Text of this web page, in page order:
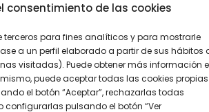
consentimiento de las cookies
terceros para fines analíticos y para mostrarle
a un perfil elaborado a partir de sus hábitos
visitadas). Puede obtener más información
puede aceptar todas las cookies
el botón “Aceptar”, rechazarlas todas
configurarlas pulsando el botón “Ver